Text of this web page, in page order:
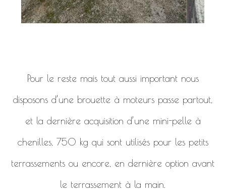
Pour le reste mais tout aussi important nous
disposons d’une brouette à moteurs passe partout,
et la dernière acquisition d’une mini-pelle à
chenilles, 750 kg qui sont utilisés pour les petits
terrassements ou encore, en dernière option avant
le terrassement à la main.